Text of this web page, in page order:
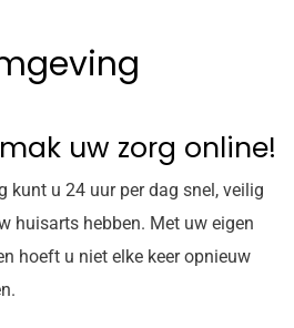
uw zorg online!
kunt u 24 uur per dag snel, veilig
huisarts hebben. Met uw eigen
hoeft u niet elke keer opnieuw